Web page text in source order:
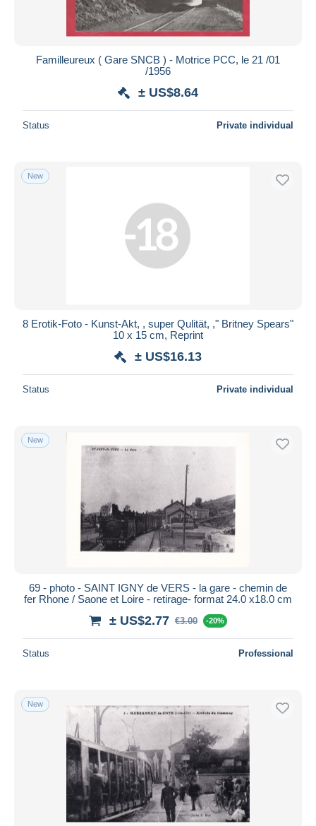
Familleureux ( Gare SNCB ) - Motrice PCC, le 21 /01
/1956
± US$8.64
Status Private individual
New
8 Erotik-Foto - Kunst-Akt, , super Qulität, ," Britney Spears"
10 x 15 cm, Reprint
± US$16.13
Status Private individual
New
69 - photo - SAINT IGNY de VERS - la gare - chemin de
fer Rhone / Saone et Loire - retirage- format 24.0 x18.0 cm
± US$2.77 €3.00 -20%
Status Professional
New